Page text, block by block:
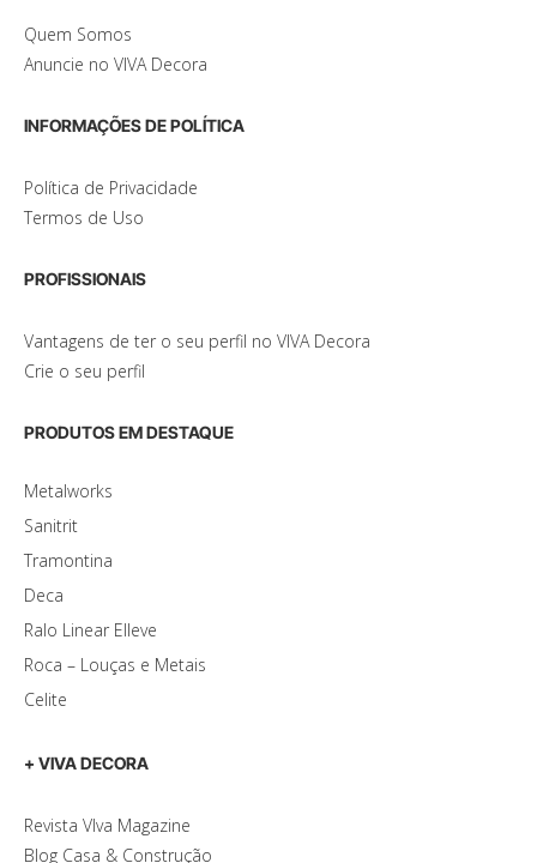
Quem Somos
Anuncie no VIVA Decora
INFORMAÇÕES DE POLÍTICA
Política de Privacidade
Termos de Uso
PROFISSIONAIS
Vantagens de ter o seu perfil no VIVA Decora
Crie o seu perfil
PRODUTOS EM DESTAQUE
Metalworks
Sanitrit
Tramontina
Deca
Ralo Linear Elleve
Roca – Louças e Metais
Celite
+ VIVA DECORA
Revista VIva Magazine
Blog Casa & Construção